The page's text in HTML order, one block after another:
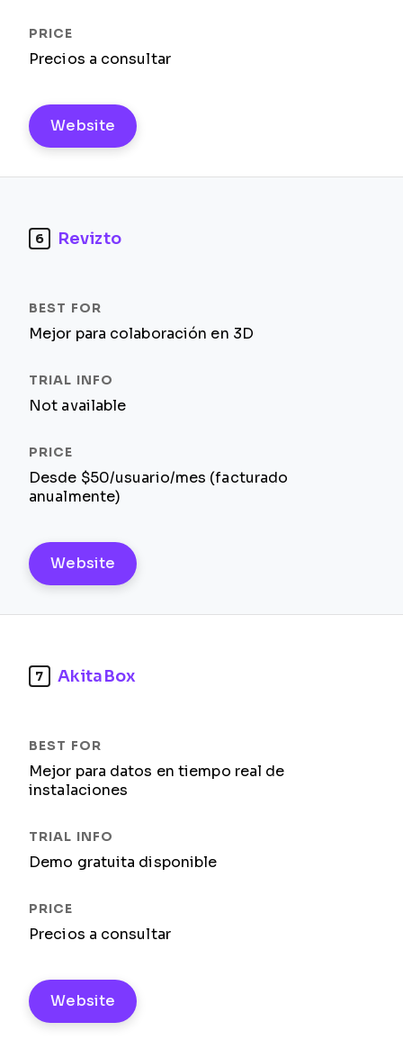
Precios a consultar ​
Website
6 Revizto
Mejor para colaboración en 3D
Not available
Desde $50/usuario/mes (facturado
anualmente)
Website
7 AkitaBox
Mejor para datos en tiempo real de
instalaciones
Demo gratuita disponible
Precios a consultar
Website